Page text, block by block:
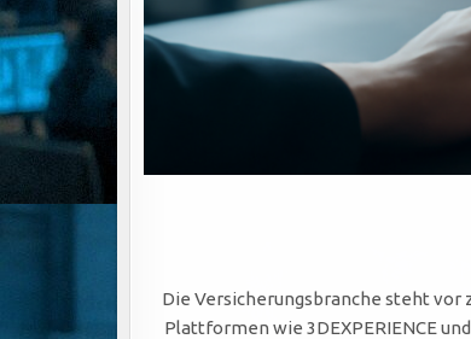
Die Versicherungsbranche steht
Plattformen wie 3DEXPERIENCE